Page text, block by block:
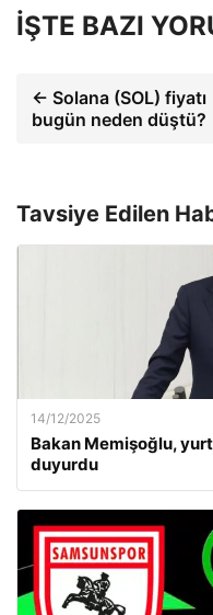
İŞTE BAZI
← Solana (SOL) fiyatı
bugün neden düştü?
Tavsiye Edilen
14/12/2025
Bakan Memişoğlu,
duyurdu